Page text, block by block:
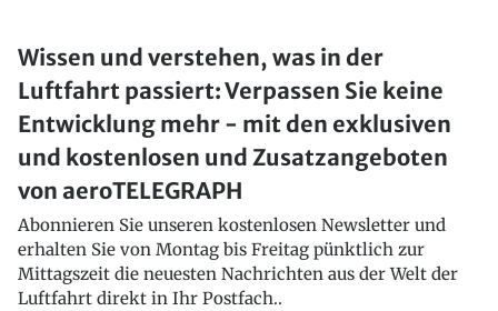
Wissen und verstehen, was in der
Luftfahrt passiert: Verpassen Sie keine
Entwicklung mehr - mit den exklusiven
und kostenlosen und Zusatzangeboten
von aeroTELEGRAPH
Abonnieren Sie unseren kostenlosen Newsletter und
erhalten Sie von Montag bis Freitag pünktlich zur
Mittagszeit die neuesten Nachrichten aus der Welt der
Luftfahrt direkt in Ihr Postfach..